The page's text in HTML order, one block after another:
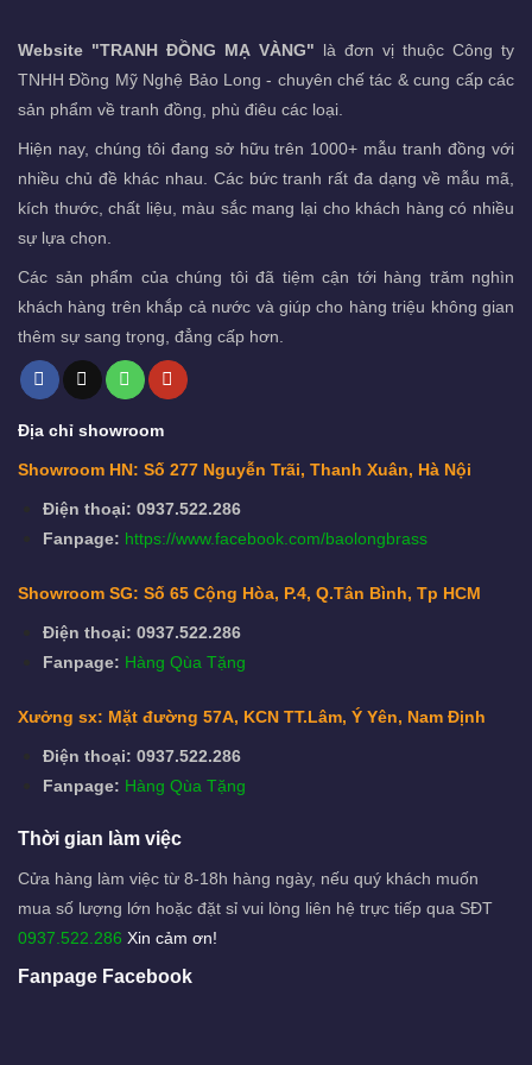
Website "TRANH ĐỒNG MẠ VÀNG" là đơn vị thuộc Công ty
TNHH Đồng Mỹ Nghệ Bảo Long - chuyên chế tác & cung cấp các
sản phẩm về tranh đồng, phù điêu các loại.
Hiện nay, chúng tôi đang sở hữu trên 1000+ mẫu tranh đồng với
nhiều chủ đề khác nhau. Các bức tranh rất đa dạng về mẫu mã,
kích thước, chất liệu, màu sắc mang lại cho khách hàng có nhiều
sự lựa chọn.
Các sản phẩm của chúng tôi đã tiệm cận tới hàng trăm nghìn
khách hàng trên khắp cả nước và giúp cho hàng triệu không gian
thêm sự sang trọng, đẳng cấp hơn.
Địa chỉ showroom
Showroom HN: Số 277 Nguyễn Trãi, Thanh Xuân, Hà Nội
Điện thoại: 0937.522.286
Fanpage: https://www.facebook.com/baolongbrass
Showroom SG: Số 65 Cộng Hòa, P.4, Q.Tân Bình, Tp HCM
Điện thoại: 0937.522.286
Fanpage: Hàng Qùa Tặng
Xưởng sx: Mặt đường 57A, KCN TT.Lâm, Ý Yên, Nam Định
Điện thoại: 0937.522.286
Fanpage: Hàng Qùa Tặng
Thời gian làm việc
Cửa hàng làm việc từ 8-18h hàng ngày, nếu quý khách muốn
mua số lượng lớn hoặc đặt sỉ vui lòng liên hệ trực tiếp qua SĐT
0937.522.286 Xin cảm ơn!
Fanpage Facebook